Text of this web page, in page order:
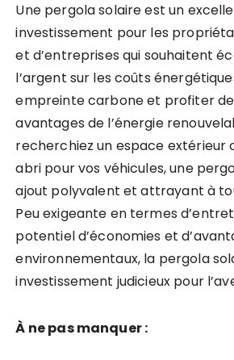
Une pergola solaire est un
investissement pour les
et d’entreprises qui souhaitent
l’argent sur les coûts
empreinte carbone et profiter
avantages de l’énergie
recherchiez un espace extérieur
abri pour vos véhicules, une
ajout polyvalent et attrayant à
Peu exigeante en termes
potentiel d’économies et
environnementaux, la pergola
investissement judicieux pour
À ne pas manquer :